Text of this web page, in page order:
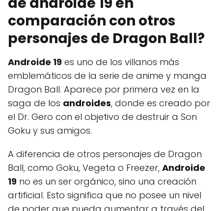
comparación con otros
personajes de Dragon Ball?
Androide 19 es uno de los villanos más
emblemáticos de la serie de anime y manga
Dragon Ball. Aparece por primera vez en la
saga de los androides, donde es creado por
el Dr. Gero con el objetivo de destruir a Son
Goku y sus amigos.
A diferencia de otros personajes de Dragon
Ball, como Goku, Vegeta o Freezer, Androide
19 no es un ser orgánico, sino una creación
artificial. Esto significa que no posee un nivel